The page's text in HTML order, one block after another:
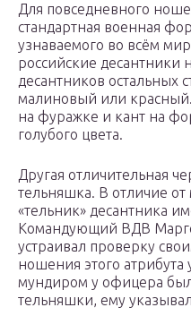
Для повседневного
стандартная военная
узнаваемого во всём
российские десантники
десантников остальных
малиновый или
на фуражке и кант на
голубого цвета.
Другая отличительная
тельняшка. В отличие
«тельник» десантника
Командующий ВДВ
устраивал проверку
ношения этого
мундиром у офицера
тельняшки, ему